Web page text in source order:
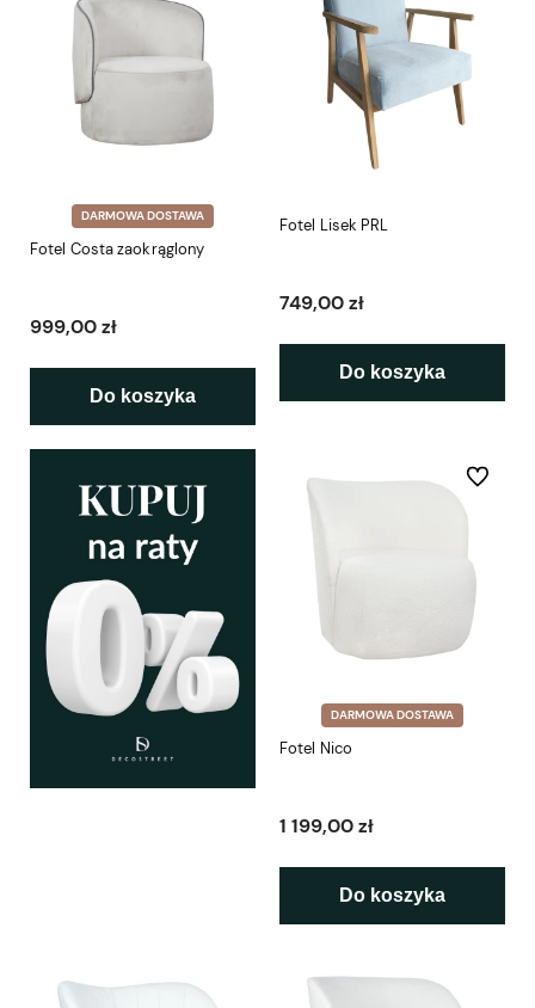
DARMOWA DOSTAWA
Fotel Costa zaokrąglony
999,00 zł
Do koszyka
Fotel Lisek PRL
749,00 zł
Do koszyka
DARMOWA DOSTAWA
Fotel Nico
1 199,00 zł
Do koszyka
Do